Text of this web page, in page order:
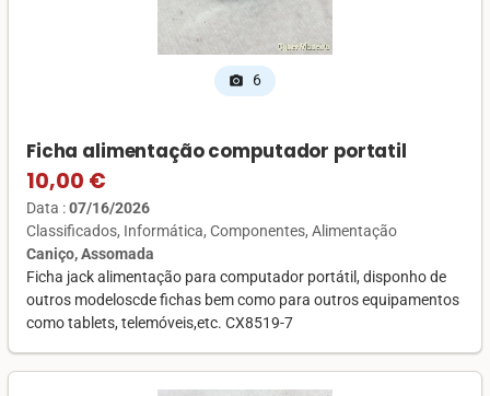
photo_camera 6
Ficha alimentação computador portatil
10,00 €
Data :07/16/2026
Classificados Informática Componentes Alimentação
Caniço, Assomada
Ficha jack alimentação para computador portátil, disponho de
outros modeloscde fichas bem como para outros equipamentos
como tablets, telemóveis,etc. CX8519-7